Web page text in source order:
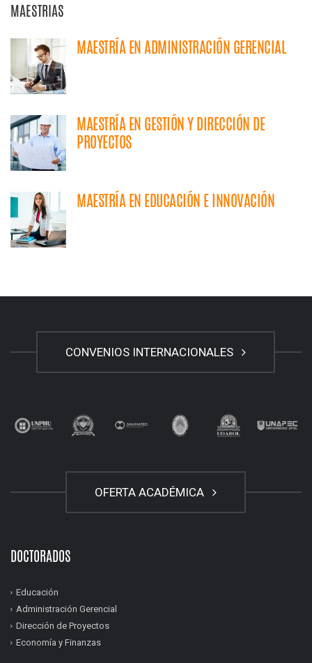
MAESTRIAS
MAESTRÍA EN ADMINISTRACIÓN GERENCIAL
MAESTRÍA EN GESTIÓN Y DIRECCIÓN DE
PROYECTOS
MAESTRÍA EN EDUCACIÓN E INNOVACIÓN
CONVENIOS INTERNACIONALES
OFERTA ACADÉMICA
DOCTORADOS
Educación
Administración Gerencial
Dirección de Proyectos
Economía y Finanzas